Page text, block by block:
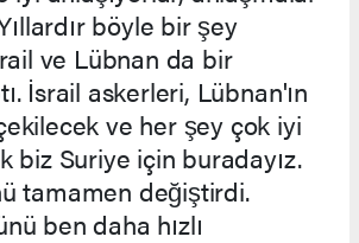
böyle bir şey
ve Lübnan da bir
İsrail askerleri, Lübnan'ın
ve her şey çok iyi
biz Suriye için buradayız.
tamamen değiştirdi.
ben daha hızlı